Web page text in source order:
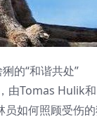
的“和谐共处”
由Tomas Hulik
如何照顾受伤